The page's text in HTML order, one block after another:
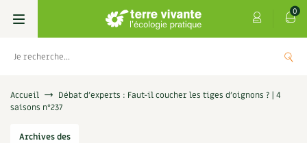
0
Livres
Accueil
Débat d’experts : Faut-il coucher les tiges d’oignons ? | 4
saisons n°237
Archives des